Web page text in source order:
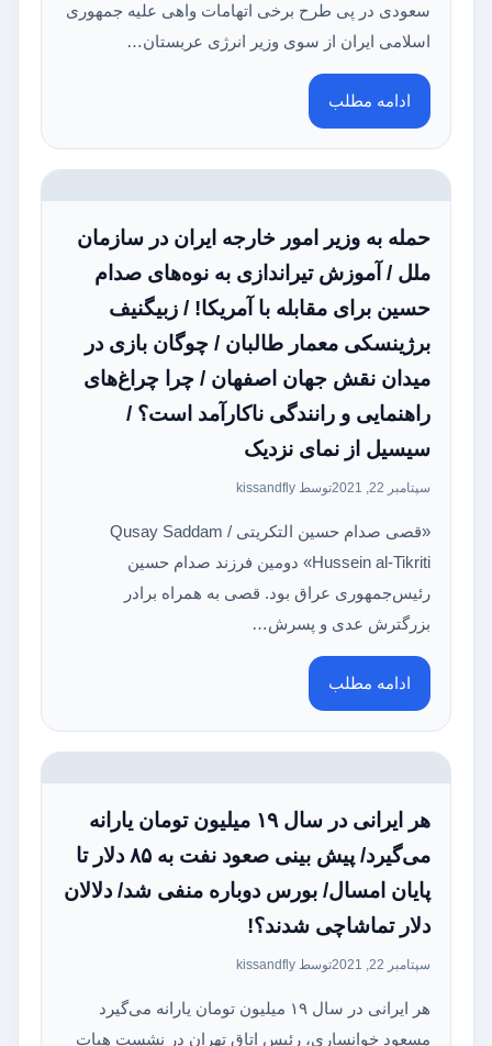
سعودی در پی طرح برخی اتهامات واهی علیه جمهوری
اسلامی ایران از سوی وزیر انرژی عربستان…
ادامه مطلب
حمله به وزیر امور خارجه ایران در سازمان
ملل / آموزش تیراندازی به نوه‌های صدام
حسین برای مقابله با آمریکا! / زبیگنیف
برژینسکی معمار طالبان / چوگان بازی در
میدان نقش جهان اصفهان / چرا چراغ‌های
راهنمایی و رانندگی ناکارآمد است؟ /
سیسیل از نمای نزدیک
سپتامبر 22, 2021 توسط kissandfly
«قصی صدام حسین التکریتی / Qusay Saddam
Hussein al-Tikriti» دومین فرزند صدام حسین
رئیس‌جمهوری عراق بود. قصی به همراه برادر
بزرگترش عدی و پسرش…
ادامه مطلب
هر ایرانی در سال ۱۹ میلیون تومان یارانه
می‌گیرد/ پیش بینی صعود نفت به ۸۵ دلار تا
پایان امسال/ بورس دوباره منفی شد/ دلالان
دلار تماشاچی شدند؟!
سپتامبر 22, 2021 توسط kissandfly
هر ایرانی در سال ۱۹ میلیون تومان یارانه می‌گیرد
مسعود خوانساری، رئیس اتاق تهران در نشست هیات